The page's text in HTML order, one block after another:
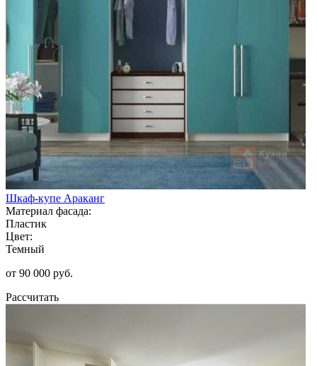
Шкаф-купе Араканг
Материал фасада:
Пластик
Цвет:
Темный
от 90 000 руб.
Рассчитать